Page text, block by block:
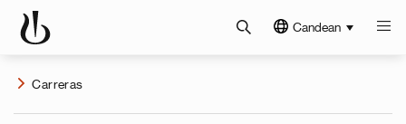
Candean
Carreras